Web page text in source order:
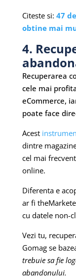
Citeste si: 47
obtine mai
4.
Recuperarea
cele mai
eCommerce,
poate face
Acest
dintre
cel mai
online.
Diferenta e
ar fi
cu datele non-
Vezi tu,
Gomag se
trebuie sa fie
abandonului.